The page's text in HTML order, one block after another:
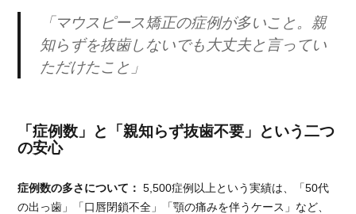
「マウスピース矯正の症例が多いこと。親
知らずを抜歯しないでも大丈夫と言ってい
ただけたこと」
「症例数」と「親知らず抜歯不要」という二つ
の安心
症例数の多さについて： 5,500症例以上という実績は、「50代
の出っ歯」「口唇閉鎖不全」「顎の痛みを伴うケース」など、